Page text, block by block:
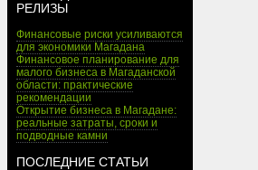
РЕЛИЗЫ
Финансовые риски усиливаются
для экономики Магадана
Финансовое планирование для
малого бизнеса в Магаданской
области: практические
рекомендации
Открытие бизнеса в Магадане:
реальные затраты, сроки и
подводные камни
ПОСЛЕДНИЕ СТАТЬИ